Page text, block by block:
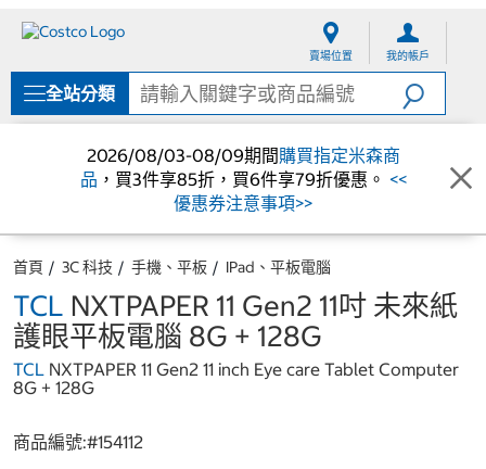
單
賣場位置 我的帳戶
全站分類
2026/08/03-08/09期間購買指定米森商
品 ，買3件享85折，買6件享79折優惠。 <<
優惠券注意事項>>
首頁 3C 科技 手機、平板 IPad、平板電腦
TCL NXTPAPER 11 Gen2 11吋 未來紙
護眼平板電腦 8G + 128G
TCL NXTPAPER 11 Gen2 11 inch Eye care Tablet Computer
8G + 128G
商品編號:#154112